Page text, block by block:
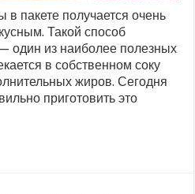
пакете получается очень
Такой способ
один из наиболее полезных
в собственном соку
жиров. Сегодня
приготовить это